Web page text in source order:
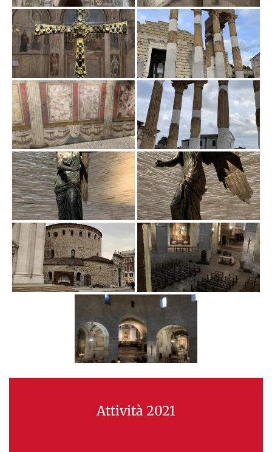
Attività 2021